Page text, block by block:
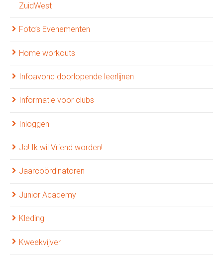
ZuidWest
Foto’s Evenementen
Home workouts
Infoavond doorlopende leerlijnen
Informatie voor clubs
Inloggen
Ja! Ik wil Vriend worden!
Jaarcoördinatoren
Junior Academy
Kleding
Kweekvijver